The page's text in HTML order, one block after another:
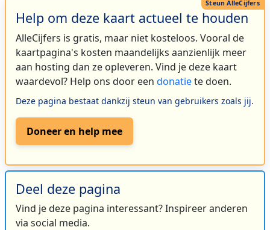
Help om deze kaart actueel te houden
AlleCijfers is gratis, maar niet kosteloos. Vooral de
kaartpagina's kosten maandelijks aanzienlijk meer
aan hosting dan ze opleveren. Vind je deze kaart
waardevol? Help ons door een donatiete doen.
Deze pagina bestaat dankzij steun van gebruikers zoals jij.
Doneer en help mee
Deel deze pagina
Vind je deze pagina interessant? Inspireer anderen
via social media.